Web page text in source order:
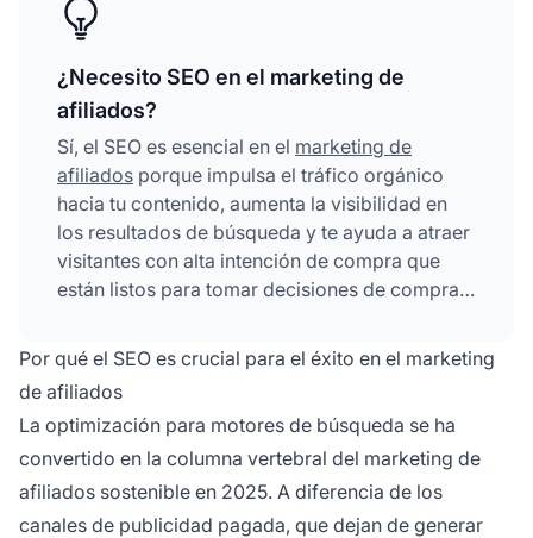
¿Necesito SEO en el marketing de
afiliados?
Sí, el SEO es esencial en el marketing de
afiliados porque impulsa el tráfico orgánico
hacia tu contenido, aumenta la visibilidad en
los resultados de búsqueda y te ayuda a atraer
visitantes con alta intención de compra que
están listos para tomar decisiones de compra.
búsqueda, puedes construir una fuente de
ingresos sostenible y a largo plazo sin
depender de la publicidad pagada.
Por qué el SEO es crucial para el éxito en el marketing
de afiliados
La optimización para motores de búsqueda se ha
convertido en la columna vertebral del marketing de
afiliados sostenible en 2025. A diferencia de los
canales de publicidad pagada, que dejan de generar